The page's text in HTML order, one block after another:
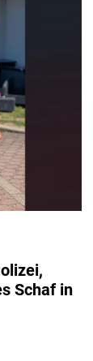
Schaf in